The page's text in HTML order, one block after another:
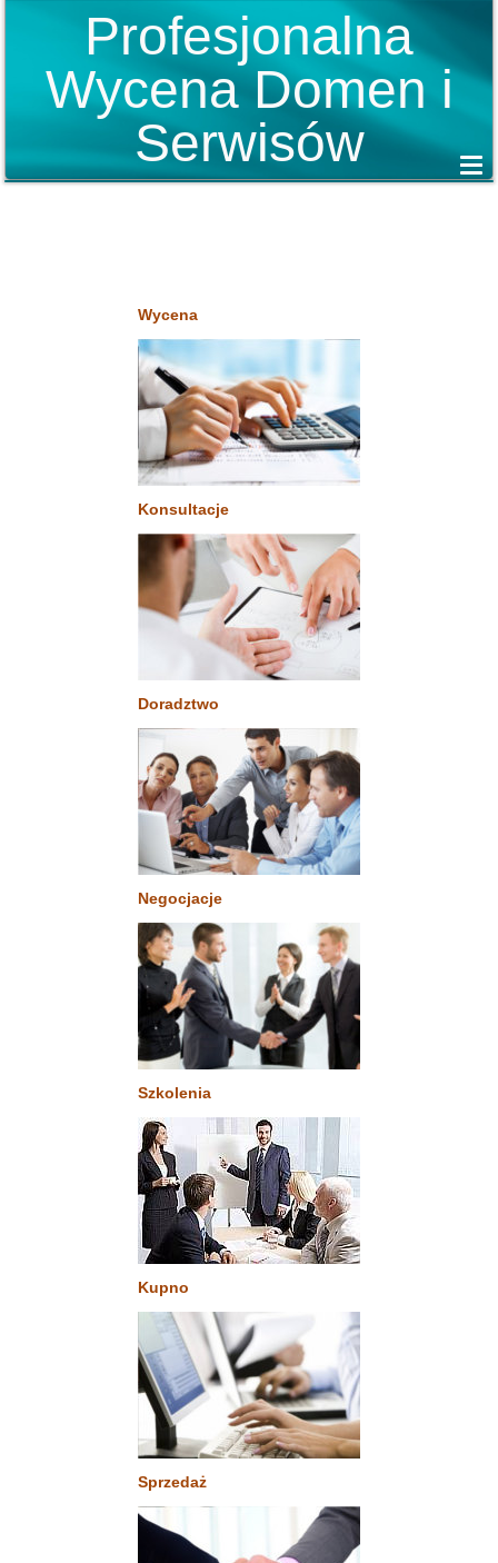
Profesjonalna
Wycena Domen i
Serwisów
Wycena
Konsultacje
Doradztwo
Negocjacje
Szkolenia
Kupno
Sprzedaż